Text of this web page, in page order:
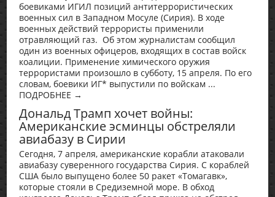
боевиками ИГИЛ позиций антитеррористических
военных сил в Западном Мосуле (Сирия). В ходе
военных действий террористы применили
отравляющий газ. Об этом журналистам сообщил
один из военных офицеров, входящих в состав войск
коалиции. Применение химического оружия
террористами произошло в субботу, 15 апреля. По его
словам, боевики ИГ* выпустили по войскам ...
ПОДРОБНЕЕ →
Дональд Трамп хочет войны:
Американские эсминцы обстреляли
авиабазу в Сирии
Сегодня, 7 апреля, американские корабли атаковали
авиабазу суверенного государства Сирия. С кораблей
США было выпущено более 50 ракет «Томагавк»,
которые стояли в Средиземной море. В обход